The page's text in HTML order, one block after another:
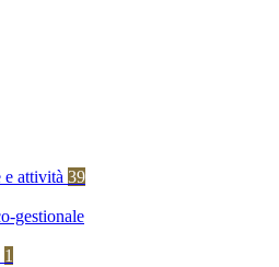
attività 39
gestionale
1